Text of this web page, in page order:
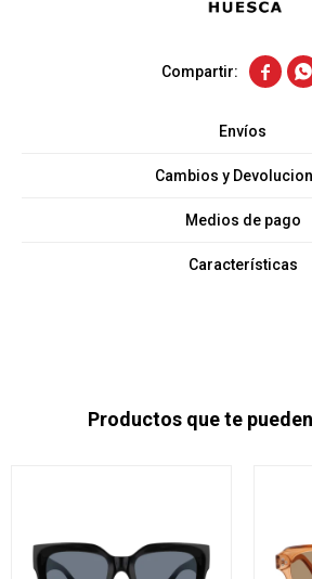
 
Envíos
Cambios y
Medios de pago
Características
Productos que te